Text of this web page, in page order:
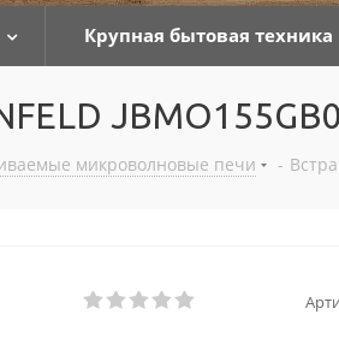
Крупная бытовая техника
микроволновые печи -